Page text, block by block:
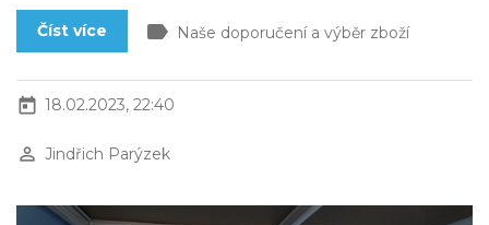
Číst více label Naše doporučení a výběr zboží
today 18.02.2023, 22:40
perm_identity Jindřich Parýzek